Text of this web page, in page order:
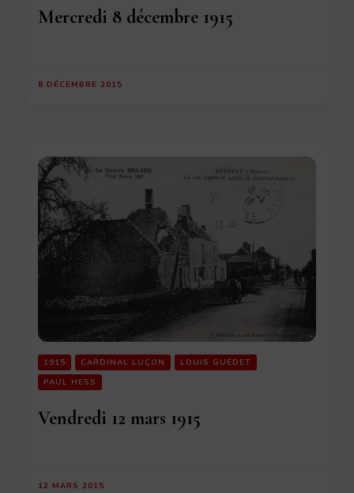
Mercredi 8 décembre 1915
8 DÉCEMBRE 2015
1915 CARDINAL LUÇON
LOUIS GUÉDET
PAUL HESS
Vendredi 12 mars 1915
12 MARS 2015